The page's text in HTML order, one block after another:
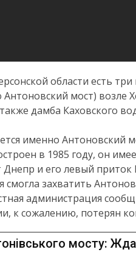
области есть
Антоновский мост)
дамба Каховского
именно Антоновский
в 1985 году, он
Днепр и его левый приток
смогла захватить
администрация
к сожалению, потерян
мосту: